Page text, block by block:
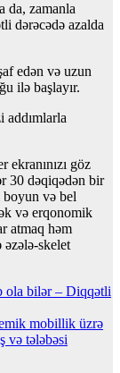
da, zamanla
dərəcədə azalda
edən və uzun
ilə başlayır.
addımlarla
göz
30 dəqiqədən bir
boyun və bel
və erqonomik
atmaq həm
əzələ-skelet
ola bilər – Diqqətli
mobillik üzrə
və tələbəsi